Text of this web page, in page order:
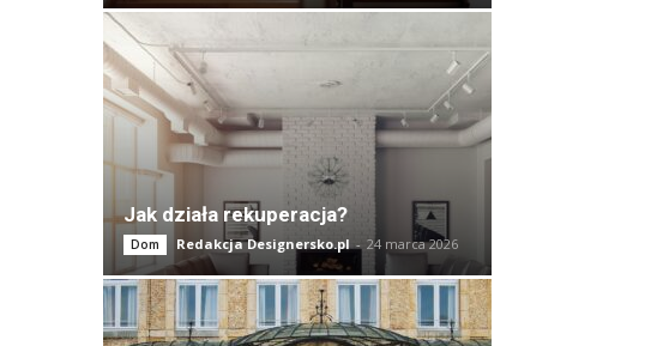
Jak działa rekuperacja?
Dom Redakcja Designersko.pl - 24 marca 2026